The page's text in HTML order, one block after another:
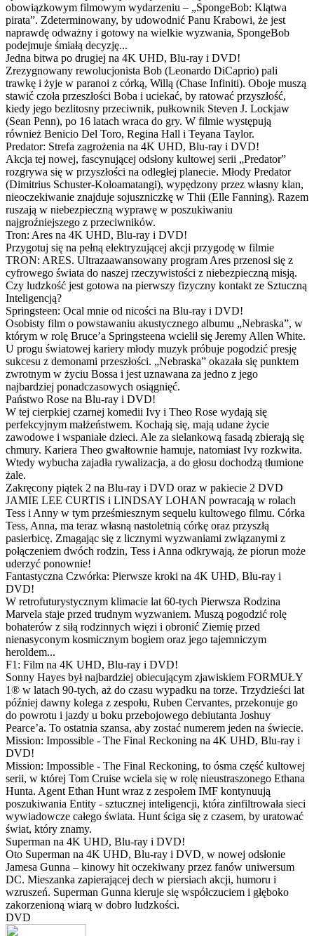
obowiązkowym filmowym wydarzeniu – „SpongeBob: Klątwa
pirata”. Zdeterminowany, by udowodnić Panu Krabowi, że jest
naprawdę odważny i gotowy na wielkie wyzwania, SpongeBob
podejmuje śmiałą decyzję...
Jedna bitwa po drugiej na 4K UHD, Blu-ray i DVD!
Zrezygnowany rewolucjonista Bob (Leonardo DiCaprio) pali
trawkę i żyje w paranoi z córką, Willą (Chase Infiniti). Oboje muszą
stawić czoła przeszłości Boba i uciekać, by ratować przyszłość,
kiedy jego bezlitosny przeciwnik, pułkownik Steven J. Lockjaw
(Sean Penn), po 16 latach wraca do gry. W filmie występują
również Benicio Del Toro, Regina Hall i Teyana Taylor.
Predator: Strefa zagrożenia na 4K UHD, Blu-ray i DVD!
Akcja tej nowej, fascynującej odsłony kultowej serii „Predator”
rozgrywa się w przyszłości na odległej planecie. Młody Predator
(Dimitrius Schuster-Koloamatangi), wypędzony przez własny klan,
nieoczekiwanie znajduje sojuszniczkę w Thii (Elle Fanning). Razem
ruszają w niebezpieczną wyprawę w poszukiwaniu
najgroźniejszego z przeciwników.
Tron: Ares na 4K UHD, Blu-ray i DVD!
Przygotuj się na pełną elektryzującej akcji przygodę w filmie
TRON: ARES. Ultrazaawansowany program Ares przenosi się z
cyfrowego świata do naszej rzeczywistości z niebezpieczną misją.
Czy ludzkość jest gotowa na pierwszy fizyczny kontakt ze Sztuczną
Inteligencją?
Springsteen: Ocal mnie od nicości na Blu-ray i DVD!
Osobisty film o powstawaniu akustycznego albumu „Nebraska”, w
którym w rolę Bruce’a Springsteena wcielił się Jeremy Allen White.
U progu światowej kariery młody muzyk próbuje pogodzić presję
sukcesu z demonami przeszłości. „Nebraska” okazała się punktem
zwrotnym w życiu Bossa i jest uznawana za jedno z jego
najbardziej ponadczasowych osiągnięć.
Państwo Rose na Blu-ray i DVD!
W tej cierpkiej czarnej komedii Ivy i Theo Rose wydają się
perfekcyjnym małżeństwem. Kochają się, mają udane życie
zawodowe i wspaniałe dzieci. Ale za sielankową fasadą zbierają się
chmury. Kariera Theo gwałtownie hamuje, natomiast Ivy rozkwita.
Wtedy wybucha zajadła rywalizacja, a do głosu dochodzą tłumione
żale.
Zakręcony piątek 2 na Blu-ray i DVD oraz w pakiecie 2 DVD
JAMIE LEE CURTIS i LINDSAY LOHAN powracają w rolach
Tess i Anny w tym prześmiesznym sequelu kultowego filmu. Córka
Tess, Anna, ma teraz własną nastoletnią córkę oraz przyszłą
pasierbicę. Zmagając się z licznymi wyzwaniami związanymi z
połączeniem dwóch rodzin, Tess i Anna odkrywają, że piorun może
uderzyć ponownie!
Fantastyczna Czwórka: Pierwsze kroki na 4K UHD, Blu-ray i
DVD!
W retrofuturystycznym klimacie lat 60-tych Pierwsza Rodzina
Marvela staje przed trudnym wyzwaniem. Muszą pogodzić rolę
bohaterów z siłą rodzinnych więzi i obronić Ziemię przed
nienasyconym kosmicznym bogiem oraz jego tajemniczym
heroldem...
F1: Film na 4K UHD, Blu-ray i DVD!
Sonny Hayes był najbardziej obiecującym zjawiskiem FORMUŁY
1® w latach 90-tych, aż do czasu wypadku na torze. Trzydzieści lat
później dawny kolega z zespołu, Ruben Cervantes, przekonuje go
do powrotu i jazdy u boku przebojowego debiutanta Joshuy
Pearce’a. To ostatnia szansa, aby zostać numerem jeden na świecie.
Mission: Impossible - The Final Reckoning na 4K UHD, Blu-ray i
DVD!
Mission: Impossible - The Final Reckoning, to ósma część kultowej
serii, w której Tom Cruise wciela się w rolę nieustraszonego Ethana
Hunta. Agent Ethan Hunt wraz z zespołem IMF kontynuują
poszukiwania Entity - sztucznej inteligencji, która zinfiltrowała sieci
wywiadowcze całego świata. Hunt ściga się z czasem, by uratować
świat, który znamy.
Superman na 4K UHD, Blu-ray i DVD!
Oto Superman na 4K UHD, Blu-ray i DVD, w nowej odsłonie
Jamesa Gunna – kinowy hit oczekiwany przez fanów uniwersum
DC. Mieszanka zapierającej dech w piersiach akcji, humoru i
wzruszeń. Superman Gunna kieruje się współczuciem i głęboko
zakorzenioną wiarą w dobro ludzkości.
DVD